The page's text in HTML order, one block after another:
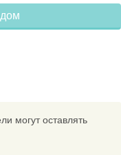
могут оставлять